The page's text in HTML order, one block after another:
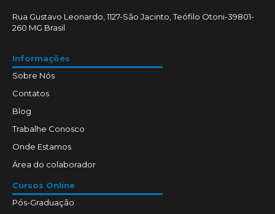
Rua Gustavo Leonardo, 1127-São Jacinto, Teófilo Otoni-39801-
260 MG Brasil
Informações
Sobre Nós
Contatos
Blog
Trabalhe Conosco
Onde Estamos
Área do colaborador
Cursos Online
Pós-Graduação